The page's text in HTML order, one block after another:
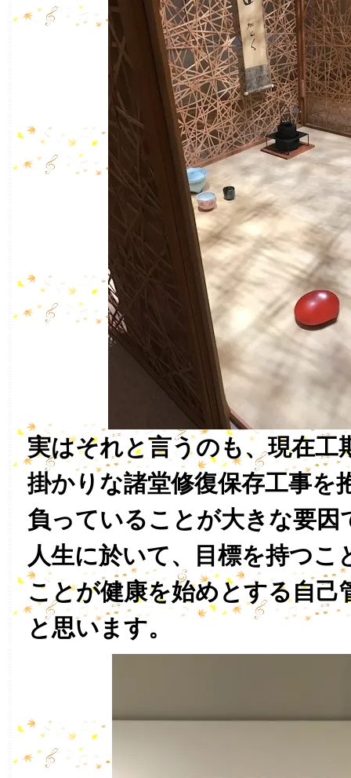
実はそれと言うのも、現在工
掛かりな諸堂修復保存工事を
負っていることが大きな要因
人生に於いて、目標を持つこ
ことが健康を始めとする自己
と思います。